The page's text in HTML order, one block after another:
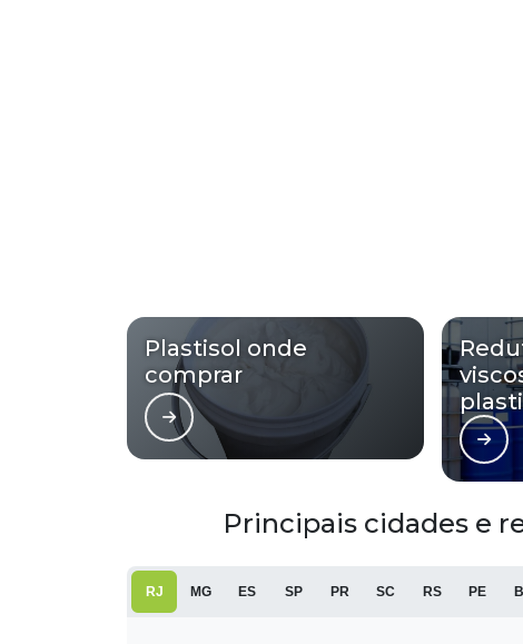
Plastisol onde
comprar
Principais cidades e
RJ MG ES SP PR SC RS PE